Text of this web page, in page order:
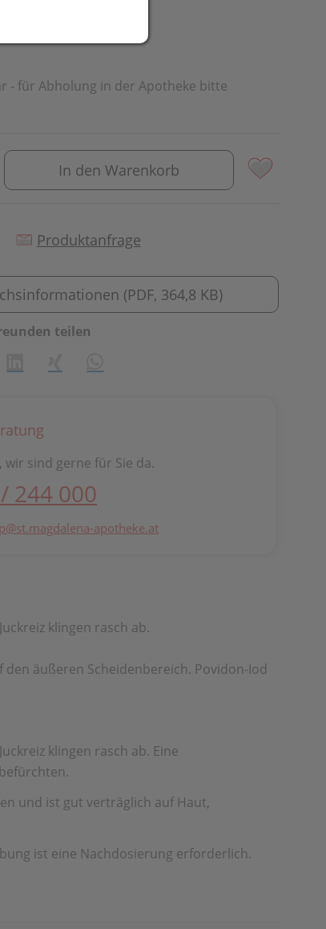
- für Abholung in der Apotheke bitte
In den Warenkorb
Produktanfrage
(PDF, 364,8 KB)
teilen
wir sind gerne für Sie da.
244 000
apotheke.at
klingen rasch ab.
äußeren Scheidenbereich. Povidon-Iod
klingen rasch ab. Eine
und ist gut verträglich auf Haut,
ist eine Nachdosierung erforderlich.